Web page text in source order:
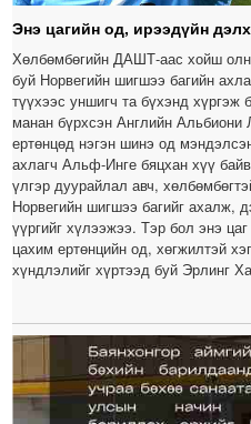
Энэ цагийн од, ирээдүйн
Хөлбөмбөгийн ДАШТ-аас хойш
буй Норвегийн шигшээ багийн
түүхээс уншигч та бүхэнд
манан бүрхсэн Английн Альбиони
ертөнцөд нэгэн шинэ од
ахлагч Альф-Инге бяцхан хүү
үлгэр дуурайлал авч,
Норвегийн шигшээ багийг ахалж,
үүргийг хүлээжээ. Тэр бол энэ
цахим ертөнцийн од, хөгжилтэй
хүндлэлийг хүртээд буй Эрлинг